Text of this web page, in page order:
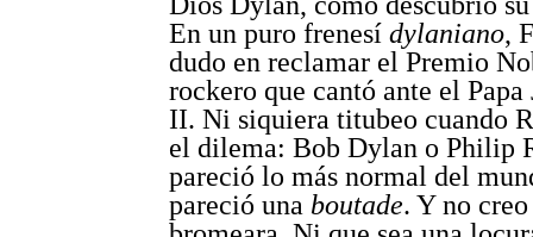
En un puro frenesí dylaniano,
dudo en reclamar el Premio
rockero que cantó ante el Papa
II. Ni siquiera titubeo cuando
el dilema: Bob Dylan o Philip
pareció lo más normal del
pareció una boutade. Y no